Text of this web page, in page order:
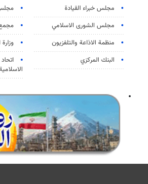
مجلس خبراء القيادة
مجلس الشورى الاسلامي
منظمة الاذاعة والتلفزیون
البنك المركزي